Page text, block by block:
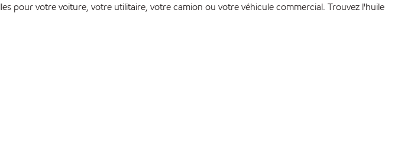
pour votre voiture, votre utilitaire, votre camion ou votre véhicule commercial. Trouvez l'huile